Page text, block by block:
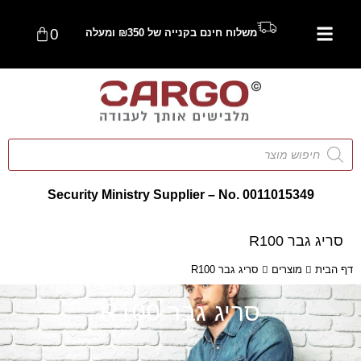
משלוח חינם בקנייה של ₪350 ומעלה 0
Security Ministry Supplier – No. 0011015349
סריג גבר R100
דף הבית מוצרים סריג גבר R100
סריג גבר R100